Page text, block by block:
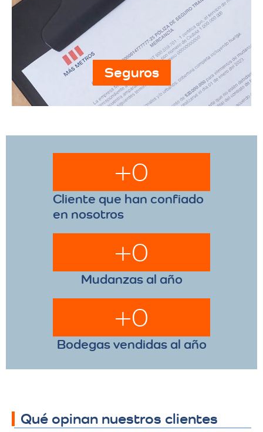
Seguros
Cliente que han confiado
en nosotros
+0
Mudanzas al año
+0
Bodegas vendidas al año
+0
Qué opinan nuestros clientes